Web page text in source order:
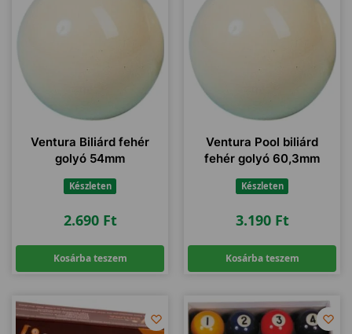
Ventura Biliárd fehér
golyó 54mm
Készleten
2.690 Ft
Kosárba teszem
Ventura Pool biliárd
fehér golyó 60,3mm
Készleten
3.190 Ft
Kosárba teszem